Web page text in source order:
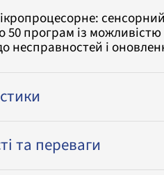
50 програм із
несправностей і
та переваги